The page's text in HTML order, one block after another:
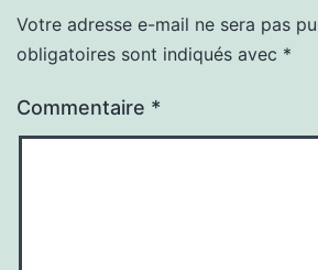
Votre adresse e-mail ne sera pas
obligatoires sont indiqués avec *
Commentaire *